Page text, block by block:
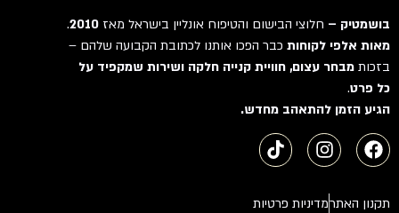
בושמטיק –חלוצי הבישום והטיפוח אונליין בישראל מאז2010
.
מאות אלפי לקוחותכבר הפכו אותנו לכתובת הקבועה שלהם –
בזכותמבחר עצום, חוויית קנייה חלקה ושירות שמקפיד על
כל פרט.
הגיע הזמן להתאהב מחדש.
תקנון האתרמדיניות פרטיות